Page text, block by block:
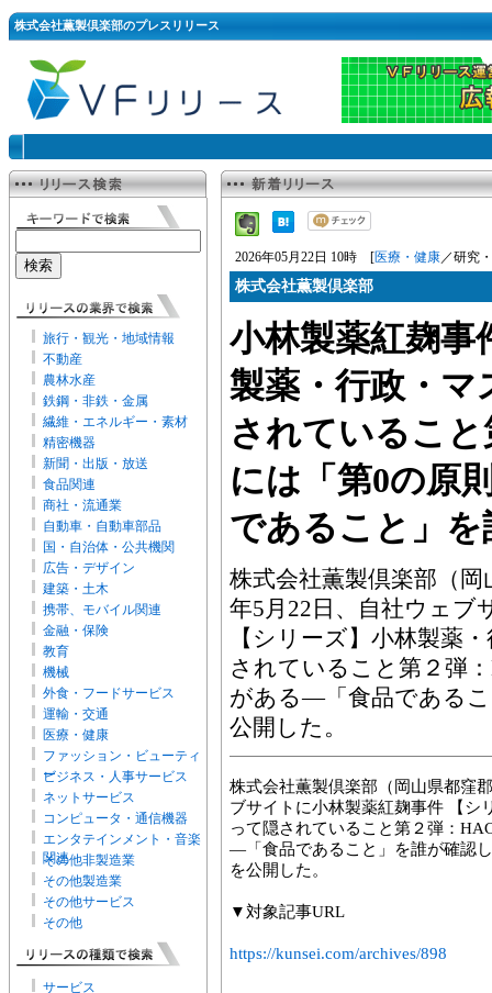
株式会社薫製倶楽部のプレスリリース
旅行・観光・地域情報
不動産
農林水産
鉄鋼・非鉄・金属
繊維・エネルギー・素材
精密機器
新聞・出版・放送
食品関連
商社・流通業
自動車・自動車部品
国・自治体・公共機関
広告・デザイン
建築・土木
携帯、モバイル関連
金融・保険
教育
機械
外食・フードサービス
運輸・交通
医療・健康
ファッション・ビューティ
ー
ビジネス・人事サービス
ネットサービス
コンピュータ・通信機器
エンタテインメント・音楽
関連
その他非製造業
その他製造業
その他サービス
その他
サービス
2026年05月22日 10時 [医療・健康／研究
株式会社薫製倶楽部
小林製薬紅麹
製薬・行政・
されているこ
には「第0の原
であること」
株式会社薫製倶楽部（
年5月22日、自社ウェブ
【シリーズ】小林製薬
されていること第２弾
がある―「食品である
公開した。
株式会社薫製倶楽部（岡山県都窪
ブサイトに小林製薬紅麹事件 【シ
って隠されていること第２弾：
―「食品であること」を誰が確認
を公開した。
▼対象記事URL
https://kunsei.com/archives/898